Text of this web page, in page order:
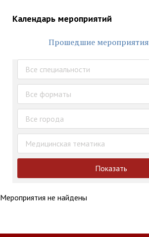
Календарь мероприятий
Прошедшие мероприятия
Все специальности
Все форматы
Все города
Медицинская тематика
Показать
Мероприятия не найдены